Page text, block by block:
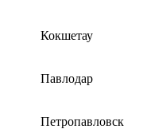
Кокшетау
Павлодар
Петропавловск